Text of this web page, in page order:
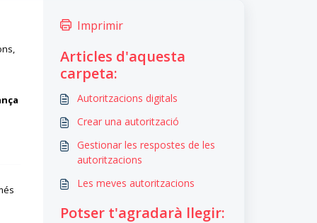
Imprimir
Articles d'aquesta
carpeta:
Autoritzacions digitals
Crear una autorització
Gestionar les respostes de les
autoritzacions
Les meves autoritzacions
Potser t'agradarà llegir: